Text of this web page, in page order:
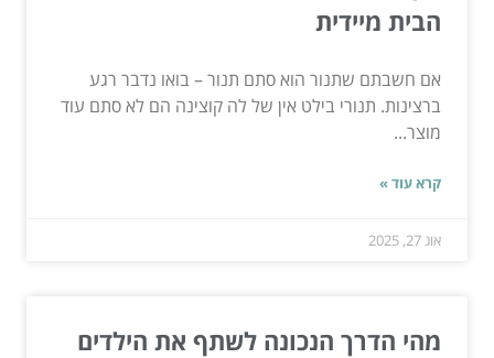
הבית מיידית
אם חשבתם שתנור הוא סתם תנור – בואו נדבר רגע
ברצינות. תנורי בילט אין של לה קוצינה הם לא סתם עוד
מוצר...
קרא עוד »
אוג 27, 2025
מהי הדרך הנכונה לשתף את הילדים